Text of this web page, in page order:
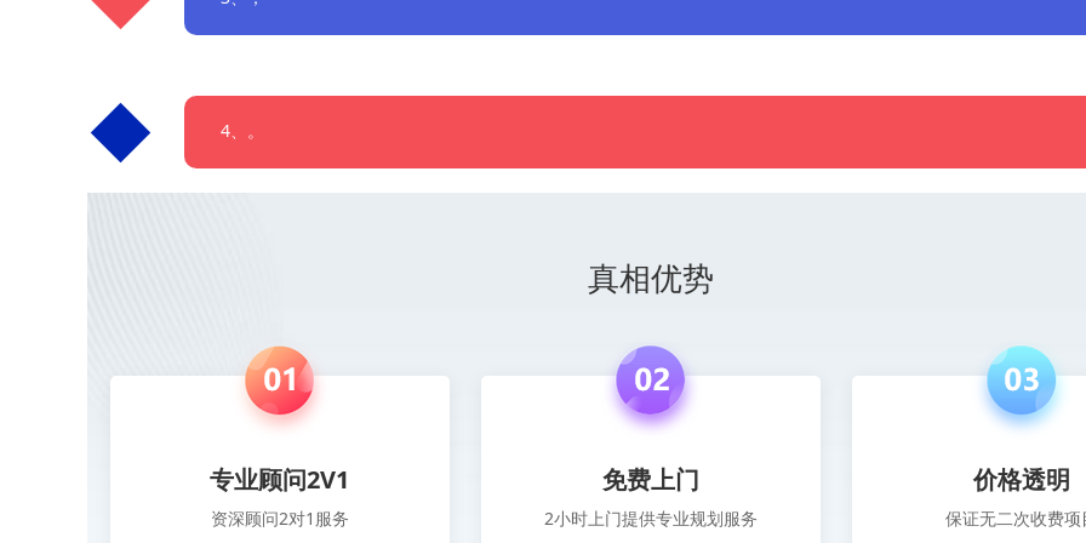
4、。
真相优势
专业顾问2V1
资深顾问2对1服务
免费上门
2小时上门提供专业规划服务
价格透明
保证无二次收费项